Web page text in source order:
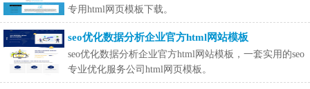
专用html网页模板下载。
seo优化数据分析企业官方html网站模板
seo优化数据分析企业官方html网站模板，一套实用的seo
专业优化服务公司html网页模板。